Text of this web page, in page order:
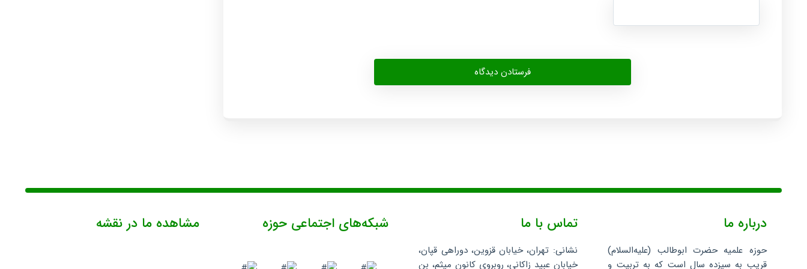
درباره ما
حوزه علمیه حضرت ابوطالب (علیه‌السلام)
قریب به سیزده سال است که به تربیت و
تماس با ما
نشانی: تهران، خیابان قزوین، دوراهی قپان،
خیابان عبید زاکانی، روبروی کانون میثم، بن
شبکه‌های اجتماعی حوزه مشاهده ما در نقشه